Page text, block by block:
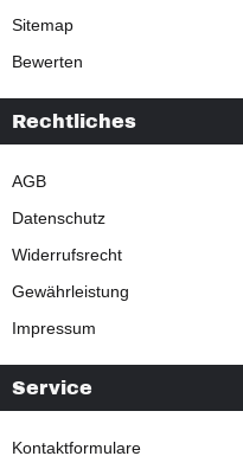
Sitemap
Bewerten
Rechtliches
AGB
Datenschutz
Widerrufsrecht
Gewährleistung
Impressum
Service
Kontaktformulare